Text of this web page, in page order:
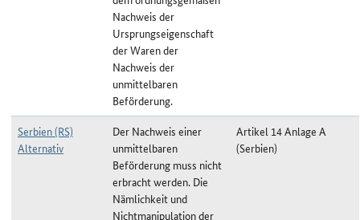
Nachweis der
Ursprungseigenschaft
der Waren der
Nachweis der
unmittelbaren
Beförderung.
Serbien (RS)
Alternativ
Der Nachweis einer
unmittelbaren
Beförderung muss nicht
erbracht werden. Die
Nämlichkeit und
Nichtmanipulation der
Artikel 14 Anlage A
(Serbien)